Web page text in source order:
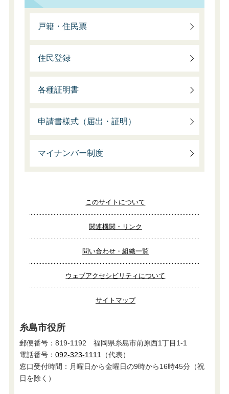
戸籍・住民票
住民登録
各種証明書
申請書様式（届出・証明）
マイナンバー制度
このサイトについて
関連機関・リンク
問い合わせ・組織一覧
ウェブアクセシビリティについて
サイトマップ
糸島市役所
郵便番号：819-1192 福岡県糸島市前原西1丁目1-1
電話番号： 092-323-1111（代表）
窓口受付時間：月曜日から金曜日の9時から16時45分（祝
日を除く）